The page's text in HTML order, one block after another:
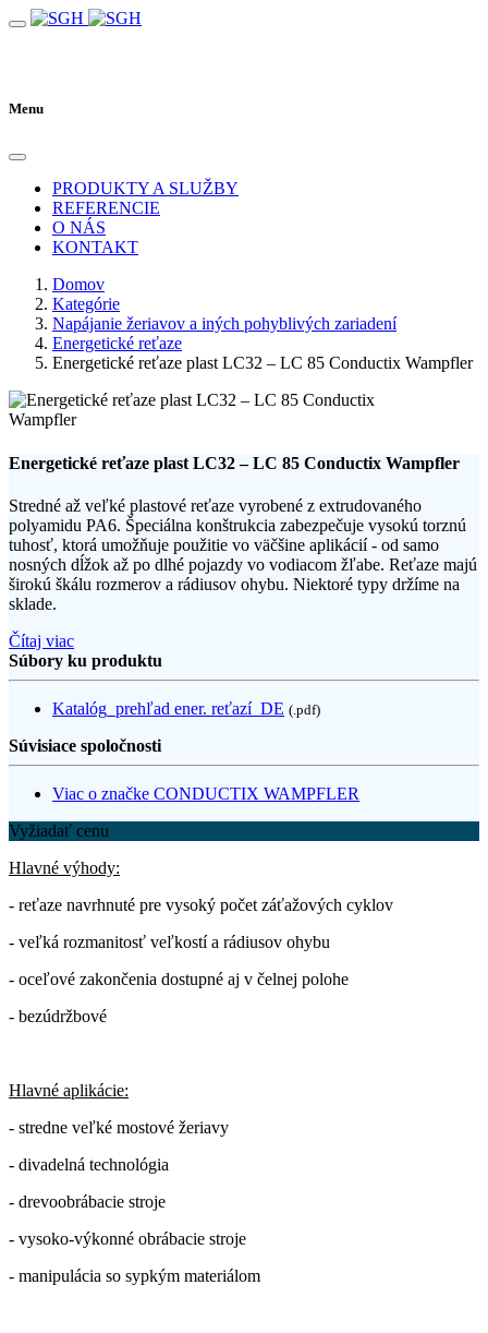
Menu
PRODUKTY A SLUŽBY
REFERENCIE
O NÁS
KONTAKT
Domov
Kategórie
Napájanie žeriavov a iných pohyblivých zariadení
Energetické reťaze
Energetické reťaze plast LC32 – LC 85 Conductix Wampfler
Energetické reťaze plast LC32 – LC 85 Conductix Wampfler
Stredné až veľké plastové reťaze vyrobené z extrudovaného
polyamidu PA6. Špeciálna konštrukcia zabezpečuje vysokú torznú
tuhosť, ktorá umožňuje použitie vo väčšine aplikácií - od samo
nosných dĺžok až po dlhé pojazdy vo vodiacom žľabe. Reťaze majú
širokú škálu rozmerov a rádiusov ohybu. Niektoré typy držíme na
sklade.
Čítaj viac
Súbory ku produktu
Katalóg_prehľad ener. reťazí_DE (.pdf)
Súvisiace spoločnosti
Viac o značke CONDUCTIX WAMPFLER
Vyžiadať cenu
Hlavné výhody:
- reťaze navrhnuté pre vysoký počet záťažových cyklov
- veľká rozmanitosť veľkostí a rádiusov ohybu
- oceľové zakončenia dostupné aj v čelnej polohe
- bezúdržbové
Hlavné aplikácie:
- stredne veľké mostové žeriavy
- divadelná technológia
- drevoobrábacie stroje
- vysoko-výkonné obrábacie stroje
- manipulácia so sypkým materiálom